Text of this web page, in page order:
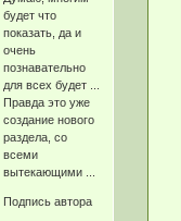
будет что
показать, да и
очень
познавательно
для всех будет ...
Правда это уже
создание нового
раздела, со
всеми
вытекающими ...
Подпись автора